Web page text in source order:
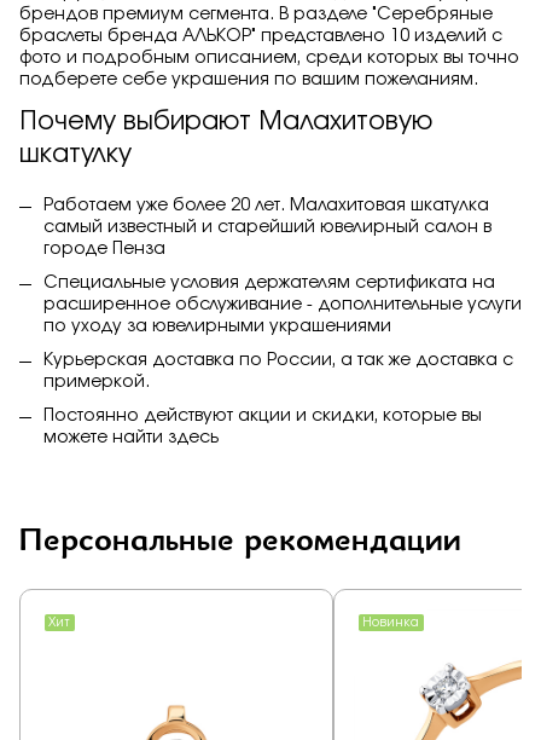
брендов премиум сегмента. В разделе "Серебряные
браслеты бренда АЛЬКОР" представлено 10 изделий с
фото и подробным описанием, среди которых вы точно
подберете себе украшения по вашим пожеланиям.
Почему выбирают Малахитовую
шкатулку
Работаем уже более 20 лет. Малахитовая шкатулка
самый известный и старейший ювелирный салон в
городе Пенза
Специальные условия держателям сертификата на
расширенное обслуживание - дополнительные услуги
по уходу за ювелирными украшениями
Курьерская доставка по России, а так же доставка с
примеркой.
Постоянно действуют акции и скидки, которые вы
можете найти здесь
Персональные рекомендации